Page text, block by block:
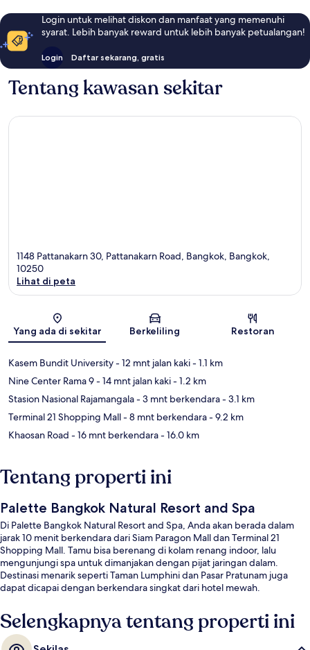
Login untuk melihat diskon dan manfaat yang memenuhi
syarat. Lebih banyak reward untuk lebih banyak petualangan!
Login Daftar sekarang, gratis
Tentang kawasan sekitar
1148 Pattanakarn 30, Pattanakarn Road, Bangkok, Bangkok,
10250
Lihat di peta
Yang ada di sekitar Berkeliling Restoran
Kasem Bundit University- 12 mnt jalan kaki- 1.1 km
Nine Center Rama 9- 14 mnt jalan kaki- 1.2 km
Stasion Nasional Rajamangala- 3 mnt berkendara- 3.1 km
Terminal 21 Shopping Mall- 8 mnt berkendara- 9.2 km
Khaosan Road - 16 mnt berkendara- 16.0 km
Tentang properti ini
Palette Bangkok Natural Resort and Spa
Di Palette Bangkok Natural Resort and Spa, Anda akan berada dalam
jarak 10 menit berkendara dari Siam Paragon Mall dan Terminal 21
Shopping Mall. Tamu bisa berenang di kolam renang indoor, lalu
mengunjungi spa untuk dimanjakan dengan pijat jaringan dalam.
Destinasi menarik seperti Taman Lumphini dan Pasar Pratunam juga
dapat dicapai dengan berkendara singkat dari hotel mewah.
Selengkapnya tentang properti ini